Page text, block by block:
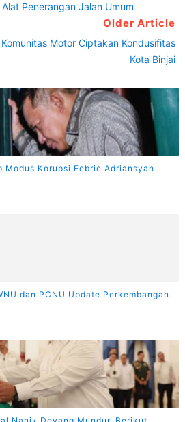
Penerangan Jalan Umum
Older Article
Motor Ciptakan Kondusifitas
Kota Binjai
Modus Korupsi Febrie Adriansyah
dan PCNU Update Perkembangan